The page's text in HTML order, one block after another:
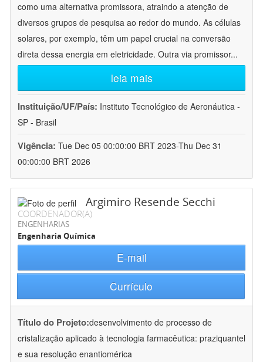
como uma alternativa promissora, atraindo a atenção de
diversos grupos de pesquisa ao redor do mundo. As células
solares, por exemplo, têm um papel crucial na conversão
direta dessa energia em eletricidade. Outra via promissor...
leia mais
Instituição/UF/País: Instituto Tecnológico de Aeronáutica -
SP - Brasil
Vigência: Tue Dec 05 00:00:00 BRT 2023-Thu Dec 31
00:00:00 BRT 2026
Argimiro Resende Secchi
COORDENADOR(A)
ENGENHARIAS
Engenharia Química
E-mail
Currículo
Título do Projeto:desenvolvimento de processo de
cristalização aplicado à tecnologia farmacêutica: praziquantel
e sua resolução enantiomérica